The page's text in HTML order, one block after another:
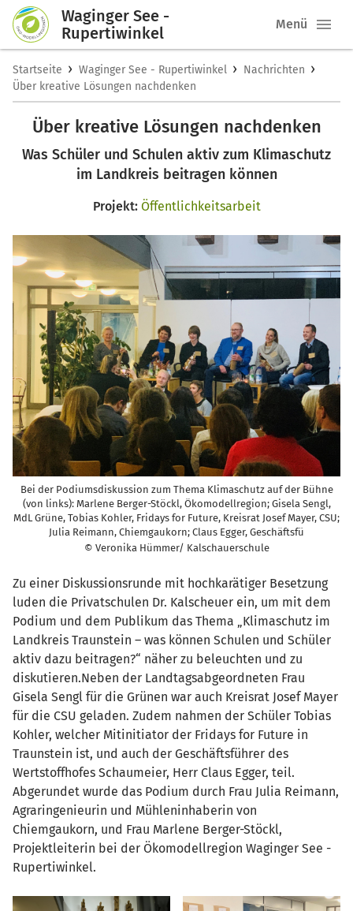
Waginger See -
Rupertiwinkel
Menü
Startseite › Waginger See - Rupertiwinkel › Nachrichten ›
Über kreative Lösungen nachdenken
Über kreative Lösungen nachdenken
Was Schüler und Schulen aktiv zum Klimaschutz
im Landkreis beitragen können
Projekt: Öffentlichkeitsarbeit
Bei der Podiumsdiskussion zum Thema Klimaschutz auf der Bühne
(von links): Marlene Berger-Stöckl, Ökomodellregion; Gisela Sengl,
MdL Grüne, Tobias Kohler, Fridays for Future, Kreisrat Josef Mayer, CSU;
Julia Reimann, Chiemgaukorn; Claus Egger, Geschäftsfü
© Veronika Hümmer/ Kalschauerschule
Zu einer Diskussionsrunde mit hochkarätiger Besetzung
luden die Privatschulen Dr. Kalscheuer ein, um mit dem
Podium und dem Publikum das Thema „Klimaschutz im
Landkreis Traunstein – was können Schulen und Schüler
aktiv dazu beitragen?“ näher zu beleuchten und zu
diskutieren.Neben der Landtagsabgeordneten Frau
Gisela Sengl für die Grünen war auch Kreisrat Josef Mayer
für die CSU geladen. Zudem nahmen der Schüler Tobias
Kohler, welcher Mitinitiator der Fridays for Future in
Traunstein ist, und auch der Geschäftsführer des
Wertstoffhofes Schaumeier, Herr Claus Egger, teil.
Abgerundet wurde das Podium durch Frau Julia Reimann,
Agraringenieurin und Mühleninhaberin von
Chiemgaukorn, und Frau Marlene Berger-Stöckl,
Projektleiterin bei der Ökomodellregion Waginger See -
Rupertiwinkel.